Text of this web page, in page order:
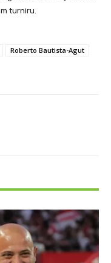
turniru.
Roberto Bautista-Agut